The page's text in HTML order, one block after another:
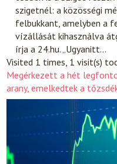
szigetnél: a közösségi
felbukkant, amelyben a
vízállását kihasználva
írja a 24.hu. „Ugyanitt…
Visited 1 times, 1 visit(s)
Megérkezett a hét
arany, emelkedtek a